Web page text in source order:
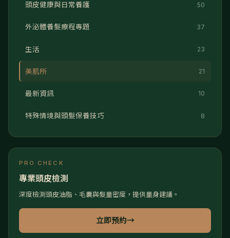
頭皮健康與日常養護 50
外泌體養髮療程專題 37
生活 23
美肌所 21
最新資訊 10
特殊情境與頭髮保養技巧 8
PRO CHECK
專業頭皮檢測
深度檢測頭皮油脂、毛囊與髮量密度，提供量身建議。
立即預約→